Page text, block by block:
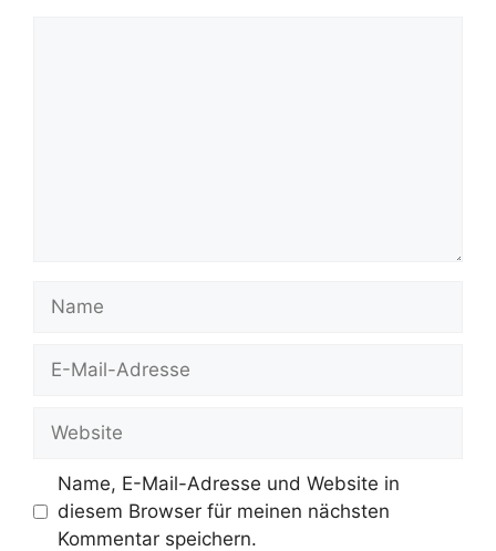
Name
Website
Name, E-Mail-Adresse und Website in
diesem Browser für meinen nächsten
Kommentar speichern.